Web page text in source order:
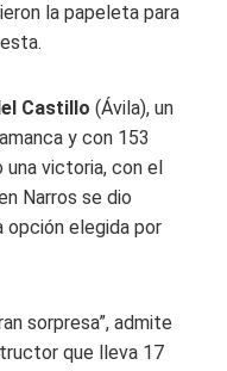
la papeleta para
Castillo (Ávila), un
y con 153
victoria, con el
Narros se dio
opción elegida por
sorpresa”, admite
que lleva 17